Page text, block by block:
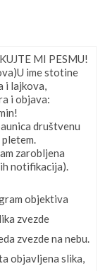
MI PESMU!
ime stotine
i lajkova,
i objava:
društvenu
pletem.
zarobljena
notifikacija).
objektiva
zvezde
zvezde na nebu.
objavljena slika,